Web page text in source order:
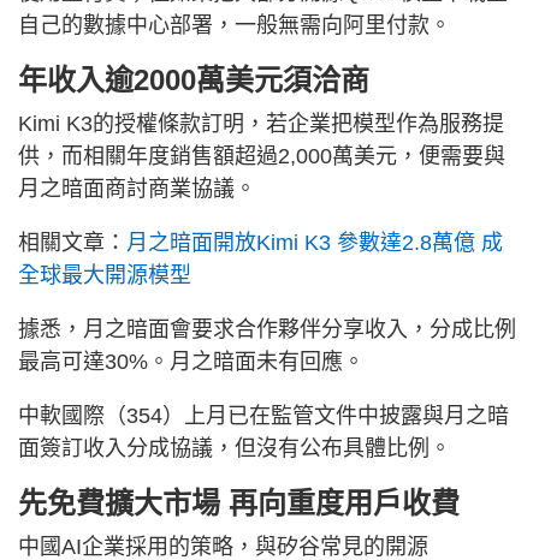
自己的數據中心部署，一般無需向阿里付款。
年收入逾2000萬美元須洽商
Kimi K3的授權條款訂明，若企業把模型作為服務提
供，而相關年度銷售額超過2,000萬美元，便需要與
月之暗面商討商業協議。
相關文章： 月之暗面開放Kimi K3 參數達2.8萬億 成
全球最大開源模型
據悉，月之暗面會要求合作夥伴分享收入，分成比例
最高可達30%。月之暗面未有回應。
中軟國際（354）上月已在監管文件中披露與月之暗
面簽訂收入分成協議，但沒有公布具體比例。
先免費擴大市場 再向重度用戶收費
中國AI企業採用的策略，與矽谷常見的開源